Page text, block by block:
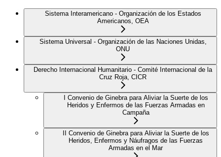
Sistema Interamericano - Organización de los Estados
Americanos, OEA
Sistema Universal - Organización de las Naciones Unidas,
ONU
Derecho Internacional Humanitario - Comité Internacional de la
Cruz Roja, CICR
I Convenio de Ginebra para Aliviar la Suerte de los
Heridos y Enfermos de las Fuerzas Armadas en
Campaña
II Convenio de Ginebra para Aliviar la Suerte de los
Heridos, Enfermos y Náufragos de las Fuerzas
Armadas en el Mar